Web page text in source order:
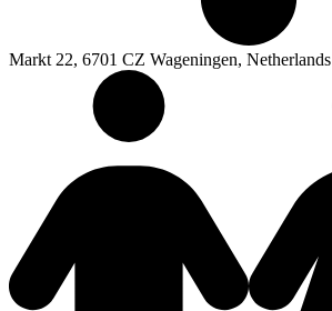
Markt 22, 6701 CZ Wageningen, Netherlands